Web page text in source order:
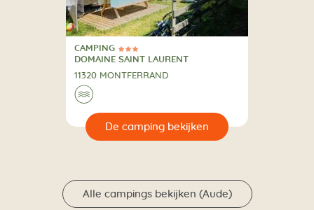
3 Sterren
CAMPING
CAMPING
DOMAINE SAINT LAURENT
11320 MONTFERRAND
🌊
Alle campings bekijken (Aude)